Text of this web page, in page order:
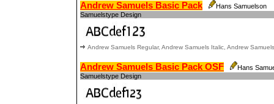
Andrew Samuels Basic Pack
Hans Samuelson
Samuelstype Design
Andrew Samuels Regular, Andrew Samuels Italic, Andrew
Andrew Samuels Basic Pack OSF
Hans
Samuelstype Design